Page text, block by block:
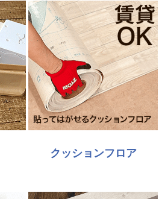
クッションフロア